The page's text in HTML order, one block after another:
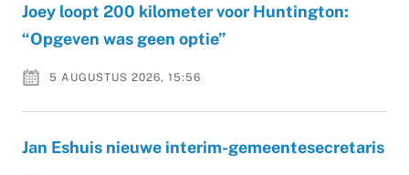
Joey loopt 200 kilometer voor Huntington:
“Opgeven was geen optie”
5 AUGUSTUS 2026, 15:56
Jan Eshuis nieuwe interim-gemeentesecretaris